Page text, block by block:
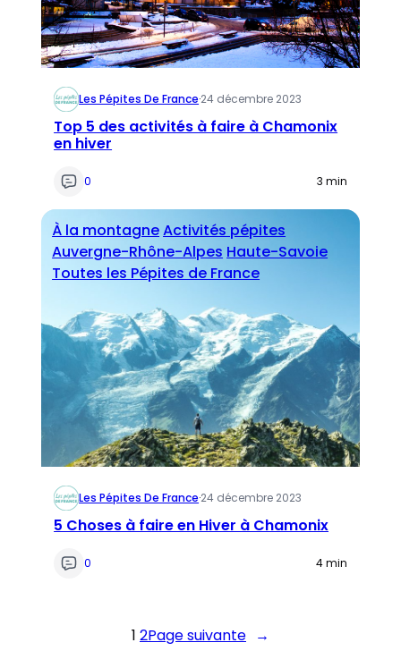
Les Pépites De France·24 décembre 2023
Top 5 des activités à faire à Chamonix
en hiver
0 3 min
À la montagneActivités pépites
Auvergne-Rhône-Alpes Haute-Savoie
Toutes les Pépites de France
Les Pépites De France·24 décembre 2023
5 Choses à faire en Hiver à Chamonix
0 4 min
1 2Page suivante →